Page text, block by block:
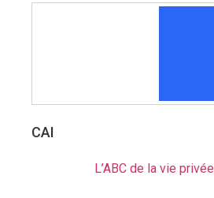
CAI
L’ABC de la vie privée